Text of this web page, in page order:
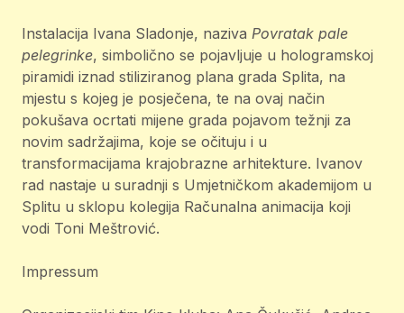
Instalacija Ivana Sladonje, naziva Povratak pale
pelegrinke, simbolično se pojavljuje u hologramskoj
piramidi iznad stiliziranog plana grada Splita, na
mjestu s kojeg je posječena, te na ovaj način
pokušava ocrtati mijene grada pojavom težnji za
novim sadržajima, koje se očituju i u
transformacijama krajobrazne arhitekture. Ivanov
rad nastaje u suradnji s Umjetničkom akademijom u
Splitu u sklopu kolegija Računalna animacija koji
vodi Toni Meštrović.
Impressum